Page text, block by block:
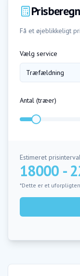
Få et øjeblikkeligt
Vælg service
Træfældning
Antal (træer)
Estimeret
18000 -
*Dette er et